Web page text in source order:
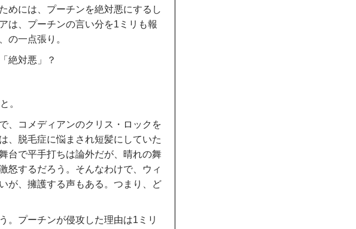
めには、プーチンを絶対悪にするし
は、プーチンの言い分を1ミリも報
の一点張り。
絶対悪」？
。
、コメディアンのクリス・ロックを
、脱毛症に悩まされ短髪にしていた
台で平手打ちは論外だが、晴れの舞
怒するだろう。そんなわけで、ウィ
が、擁護する声もある。つまり、ど
。プーチンが侵攻した理由は1ミリ